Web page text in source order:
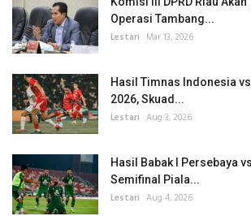
Operasi Tambang...
Lestari Mar 13, 2026
Hasil Timnas Indonesia
2026, Skuad...
Lestari Aug 3, 2026
Hasil Babak I Persebaya
Semifinal Piala...
Lestari Aug 4, 2026